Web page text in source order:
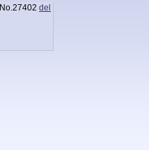
No.27402 del